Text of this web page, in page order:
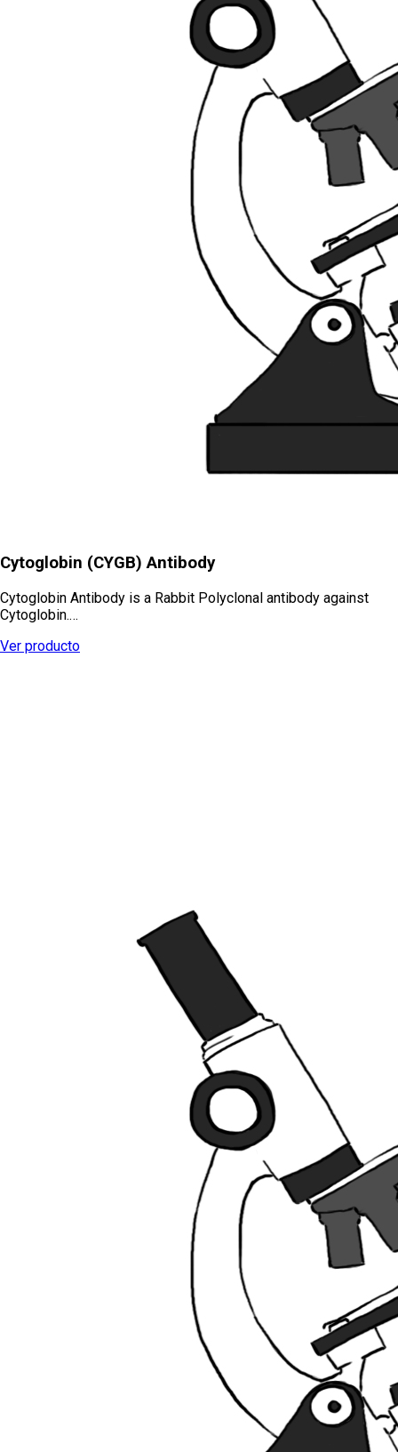
Cytoglobin (CYGB) Antibody
Cytoglobin Antibody is a Rabbit Polyclonal antibody against
Cytoglobin.…
Ver producto